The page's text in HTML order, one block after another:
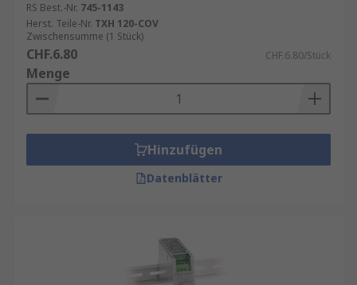
RS Best.-Nr. 745-1143
Herst. Teile-Nr. TXH 120-COV
Zwischensumme (1 Stück)
CHF.6.80 CHF.6.80/Stück
Menge
Hinzufügen
Datenblätter